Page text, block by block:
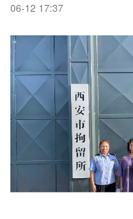
06-12 17:37